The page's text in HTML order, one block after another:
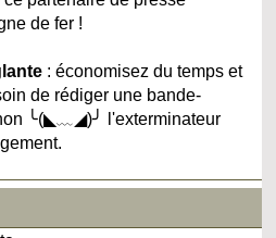
de fer !
: économisez du temps et
de rédiger une bande-
╰(◣﹏◢)╯ l'exterminateur